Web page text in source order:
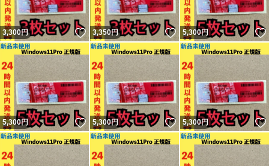
3,300円 いいね！
3,350円 いいね！
5,300円
5,300円 いいね！
5,300円 いいね！
5,300円